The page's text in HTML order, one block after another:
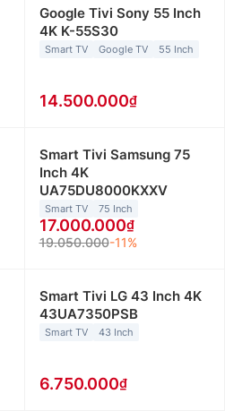
Google Tivi Sony 55 Inch
4K K-55S30
Smart TV Google TV 55 Inch
14.500.000
Smart Tivi Samsung 75
Inch 4K
UA75DU8000KXXV
Smart TV 75 Inch
17.000.000
19.050.000-11%
Smart Tivi LG 43 Inch 4K
43UA7350PSB
Smart TV 43 Inch
6.750.000